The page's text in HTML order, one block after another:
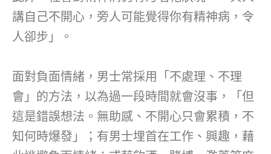
講自己不開心，旁人可能覺得你有精神病，令
人卻步」。
面對負面情緒，男士常採用「不處理、不理
會」的方法，以為過一段時間就會沒事，「但
這是錯誤想法。無助感、不開心只會累積，不
知何時爆發」；有男士埋首在工作、興趣，藉